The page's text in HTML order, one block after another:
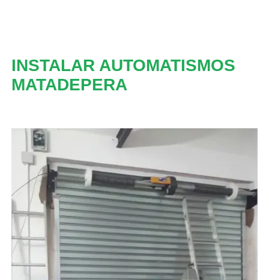
INSTALAR AUTOMATISMOS
MATADEPERA